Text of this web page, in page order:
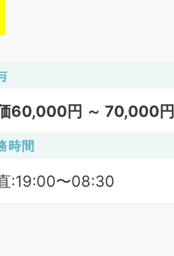
60,000円 ～ 70,000円
時間
:19:00〜08:30